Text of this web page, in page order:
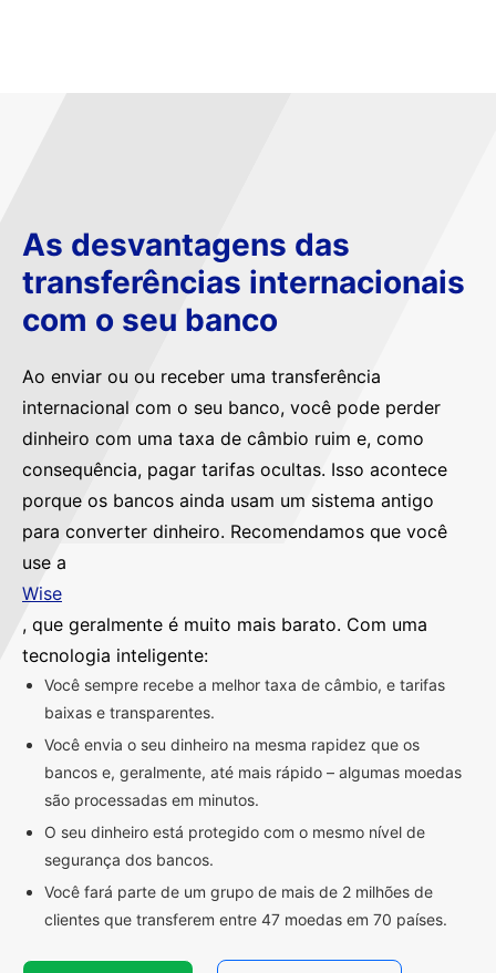
As desvantagens das
transferências internacionais
com o seu banco
Ao enviar ou ou receber uma transferência
internacional com o seu banco, você pode perder
dinheiro com uma taxa de câmbio ruim e, como
consequência, pagar tarifas ocultas. Isso acontece
porque os bancos ainda usam um sistema antigo
para converter dinheiro. Recomendamos que você
use a
Wise
, que geralmente é muito mais barato. Com uma
tecnologia inteligente:
Você sempre recebe a melhor taxa de câmbio, e tarifas
baixas e transparentes.
Você envia o seu dinheiro na mesma rapidez que os
bancos e, geralmente, até mais rápido – algumas moedas
são processadas em minutos.
O seu dinheiro está protegido com o mesmo nível de
segurança dos bancos.
Você fará parte de um grupo de mais de 2 milhões de
clientes que transferem entre 47 moedas em 70 países.